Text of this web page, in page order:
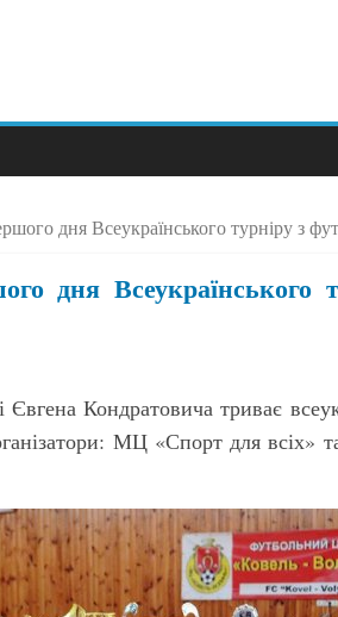
дня Всеукраїнського турніру з
дня Всеукраїнського
Кондратовича триває
МЦ «Спорт для всіх»